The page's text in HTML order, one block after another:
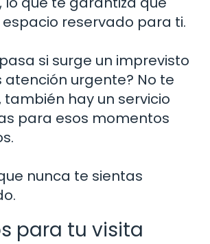
reservado para ti.
si surge un imprevisto
atención urgente? No te
también hay un servicio
para esos momentos
nunca te sientas
para tu visita